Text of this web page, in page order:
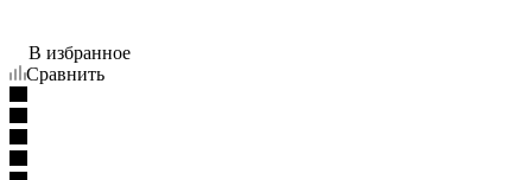
В избранное
Сравнить